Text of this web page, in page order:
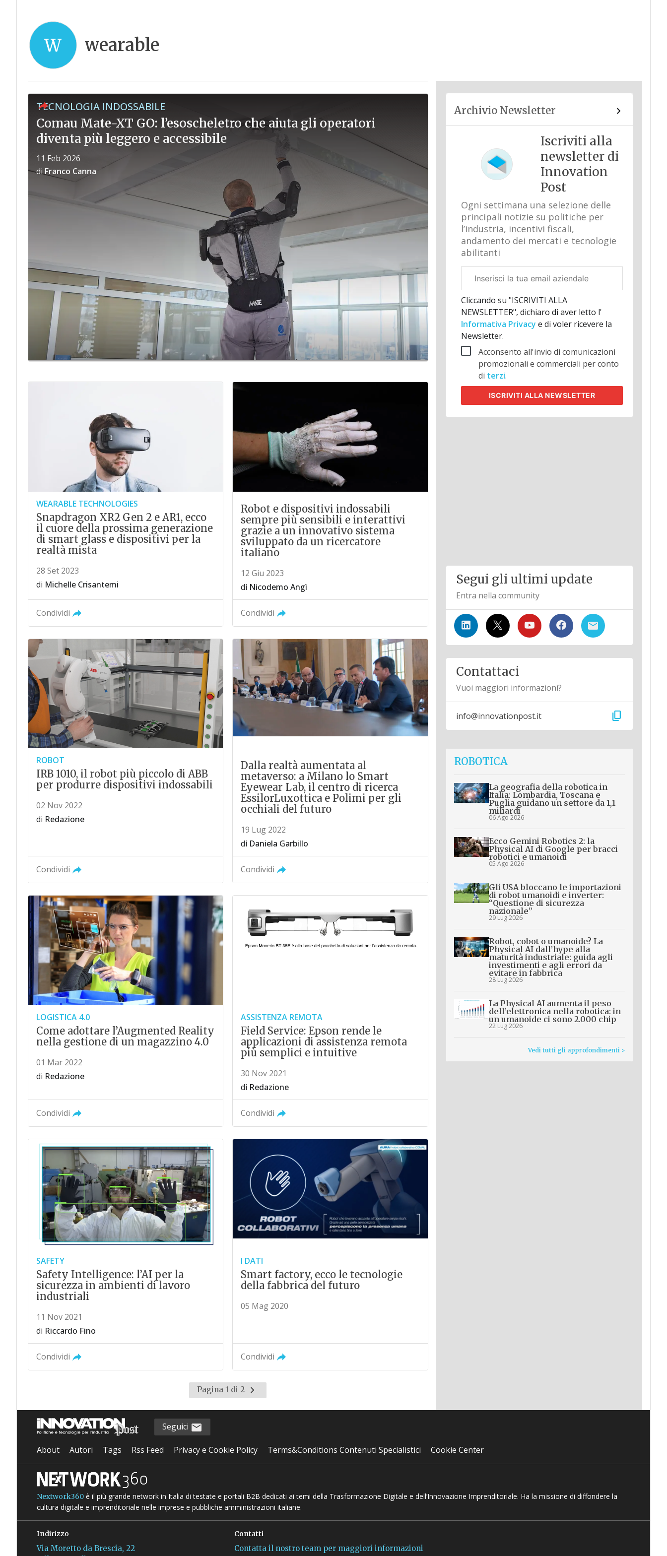
W wearable
TECNOLOGIA INDOSSABILE
Comau Mate-XT GO: l’esoscheletro che aiuta gli operatori
diventa più leggero e accessibile
11 Feb 2026
diFranco Canna
WEARABLE TECHNOLOGIES
Snapdragon XR2 Gen 2 e AR1, ecco
il cuore della prossima generazione
di smart glass e dispositivi per la
realtà mista
28 Set 2023
di Michelle Crisantemi
Condividi
Robot e dispositivi indossabili
sempre più sensibili e interattivi
grazie a un innovativo sistema
sviluppato da un ricercatore
italiano
12 Giu 2023
di Nicodemo Angì
Condividi
ROBOT
IRB 1010, il robot più piccolo di ABB
per produrre dispositivi indossabili
02 Nov 2022
di Redazione
Condividi
Dalla realtà aumentata al
metaverso: a Milano lo Smart
Eyewear Lab, il centro di ricerca
EssilorLuxottica e Polimi per gli
occhiali del futuro
19 Lug 2022
di Daniela Garbillo
Condividi
LOGISTICA 4.0
Come adottare l’Augmented Reality
nella gestione di un magazzino 4.0
01 Mar 2022
di Redazione
Condividi
ASSISTENZA REMOTA
Field Service: Epson rende le
applicazioni di assistenza remota
più semplici e intuitive
30 Nov 2021
di Redazione
Condividi
SAFETY
Safety Intelligence: l’AI per la
sicurezza in ambienti di lavoro
industriali
11 Nov 2021
di Riccardo Fino
Condividi
I DATI
Smart factory, ecco le tecnologie
della fabbrica del futuro
05 Mag 2020
Condividi
Pagina 1 di 2
Pagina
successiva
Archivio Newsletter
Iscriviti alla
newsletter di
Innovation
Post
Ogni settimana una selezione delle
principali notizie su politiche per
l’industria, incentivi fiscali,
andamento dei mercati e tecnologie
abilitanti
aziendale
Cliccando su "ISCRIVITI ALLA
NEWSLETTER", dichiaro di aver letto l'
Informativa Privacy e di voler ricevere la
Newsletter.
Acconsento all'invio di comunicazioni
promozionali e commerciali per conto
di terzi.
ISCRIVITI ALLA NEWSLETTER
Segui gli ultimi update
Entra nella community
Contattaci
Vuoi maggiori informazioni?
info@innovationpost.it content_copy
ROBOTICA
La geografia della robotica in
Italia: Lombardia, Toscana e
Puglia guidano un settore da 1,1
miliardi
06 Ago 2026
Ecco Gemini Robotics 2: la
Physical AI di Google per bracci
robotici e umanoidi
05 Ago 2026
Gli USA bloccano le importazioni
di robot umanoidi e inverter:
“Questione di sicurezza
nazionale”
29 Lug 2026
Robot, cobot o umanoide? La
Physical AI dall’hype alla
maturità industriale: guida agli
investimenti e agli errori da
evitare in fabbrica
28 Lug 2026
La Physical AI aumenta il peso
dell’elettronica nella robotica: in
un umanoide ci sono 2.000 chip
22 Lug 2026
Vedi tutti gli approfondimenti >
Seguici
About Autori Tags Rss Feed Privacy e Cookie Policy Terms&Conditions Contenuti Specialistici Cookie Center
Nextwork360è il più grande network in Italia di testate e portali B2B dedicati ai temi della Trasformazione Digitale e dell’Innovazione Imprenditoriale. Ha la missione di diffondere la
cultura digitale e imprenditoriale nelle imprese e pubbliche amministrazioni italiane.
Indirizzo
Via Moretto da Brescia, 22
Contatti
Contatta il nostro team per maggiori informazioni